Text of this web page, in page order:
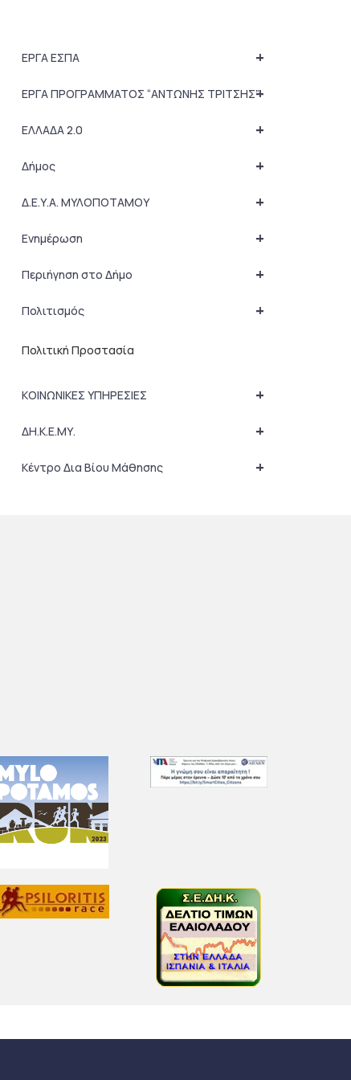
+
ΕΡΓΑ ΕΣΠΑ
+
ΕΡΓΑ ΠΡΟΓΡΑΜΜΑΤΟΣ “ΑΝΤΩΝΗΣ ΤΡΙΤΣΗΣ”
+
ΕΛΛΑΔΑ 2.0
+
Δήμος
+
Δ.Ε.Υ.Α. ΜΥΛΟΠΟΤΑΜΟΥ
+
Ενημέρωση
+
Περιήγηση στο Δήμο
+
Πολιτισμός
Πολιτική Προστασία
+
ΚΟΙΝΩΝΙΚΕΣ ΥΠΗΡΕΣΙΕΣ
+
ΔΗ.Κ.Ε.ΜΥ.
+
Κέντρο Δια Βίου Μάθησης